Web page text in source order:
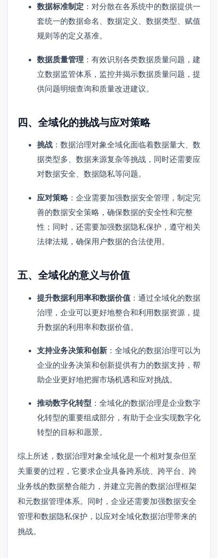
数据标准制定 ：对分散在各系统中的数据提供一
套统一的数据命名、数据定义、数据类型、赋值
规则等的定义基准。
数据质量管理 ：有效识别各类数据质量问题，建
立数据监管体系，监控并揭示数据质量问题，提
供问题明细查询和质量改进建议。
四、全域化的挑战与应对策略
挑战 ：数据治理对象全域化面临着数据量大、数
据类型多、数据来源复杂等挑战，同时还需要应
对数据安全、数据隐私等问题。
应对策略：企业需要加强数据安全管理，制定完
善的数据安全策略，确保数据的安全性和完整
性；同时，还需要加强数据隐私保护，遵守相关
法律法规，确保用户数据的合法使用。
五、全域化的意义与价值
提升数据利用率和数据价值 ：通过全域化的数据
治理，企业可以更好地整合和利用数据资源，提
升数据的利用率和数据价值。
支持业务决策和创新 ：全域化的数据治理可以为
企业的业务决策和创新提供有力的数据支持，帮
助企业更好地把握市场机遇和应对挑战。
推动数字化转型 ：全域化的数据治理是企业数字
化转型的重要组成部分，有助于企业实现数字化
转型的目标和愿景。
综上所述，数据治理对象全域化是一个相对复杂但至
关重要的过程，它要求企业具备跨系统、跨平台、跨
业务线的数据整合能力，并建立完善的数据治理框架
和元数据管理体系。同时，企业还需要加强数据安全
管理和数据隐私保护，以应对全域化数据治理带来的
挑战。